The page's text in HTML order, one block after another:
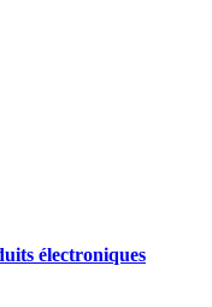
électroniques